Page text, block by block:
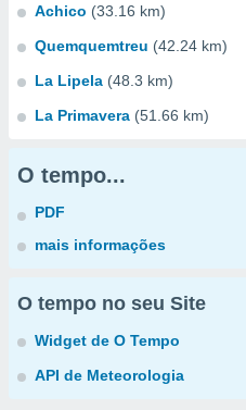
Achico (33.16 km)
Quemquemtreu (42.24 km)
La Lipela (48.3 km)
La Primavera (51.66 km)
O tempo...
PDF
mais informações
O tempo no seu Site
Widget de O Tempo
API de Meteorologia